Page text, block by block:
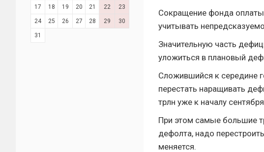
17 18 19 20 21 22 23
24 25 26 27 28 29 30
31
Сокращение фонда
учитывать
Значительную часть
уложиться в плановый
Сложившийся к середине
перестать наращивать
трлн уже к началу
При этом самые большие
дефолта, надо
меняется.